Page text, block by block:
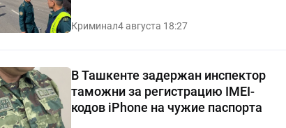
Криминал4 августа 18:27
В Ташкенте задержан инспектор
таможни за регистрацию IMEI-
кодов iPhone на чужие паспорта